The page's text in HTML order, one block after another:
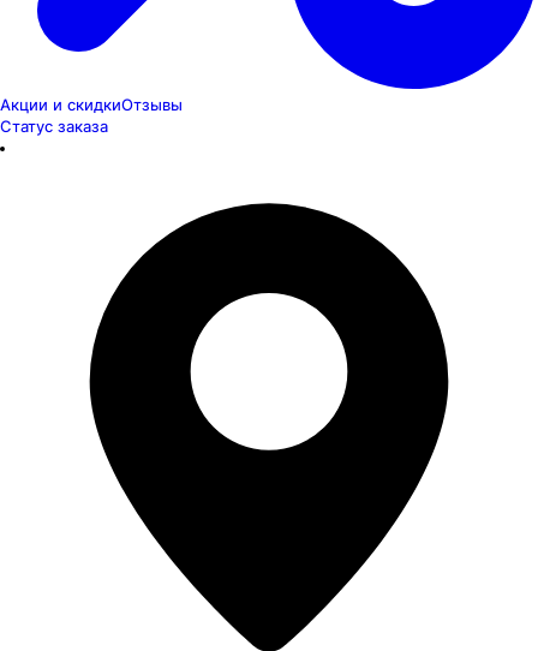
Акции и скидкиОтзывы
Статус заказа